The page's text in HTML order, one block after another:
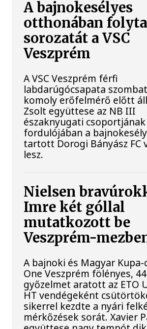
A bajnokesélyes
otthonában
sorozatát a VSC
Veszprém
A VSC Veszprém férfi
labdarúgócsapata
komoly erőfelmérő előtt
Zsolt együttese az NB III
északnyugati
fordulójában a
tartott Dorogi Bányász FC
lesz.
Nielsen
Imre két góllal
mutatkozott be
Veszprém-
A bajnoki és Magyar
One Veszprém fölényes,
győzelmet aratott az ETO
HT vendégeként
sikerrel kezdte a nyári
mérkőzések sorát. Xavier